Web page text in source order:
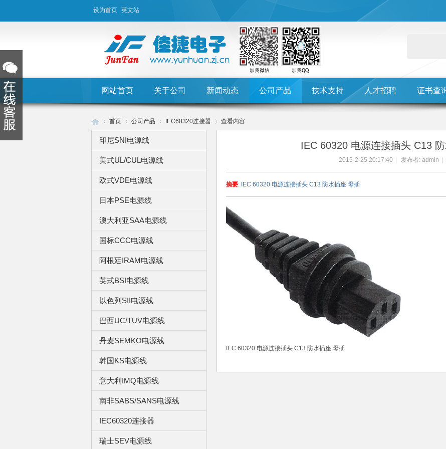
设为首页 英文站
网站首页 关于公司 新闻动态 公司产品 技术支持 人才招聘 证书查
›
首页
›
公司产品
›
IEC60320连接器 查看内容
IEC 60320 电源连接插头 C13
2015-2-25 20:17:40 发布者: admin
摘要: IEC 60320 电源连接插头 C13 防水插座 母插
IEC 60320 电源连接插头 C13 防水插座 母插
印尼SNI电源线
美式UL/CUL电源线
欧式VDE电源线
日本PSE电源线
澳大利亚SAA电源线
国标CCC电源线
阿根廷IRAM电源线
英式BSI电源线
以色列SII电源线
巴西UC/TUV电源线
丹麦SEMKO电源线
韩国KS电源线
意大利IMQ电源线
南非SABS/SANS电源线
IEC60320连接器
瑞士SEV电源线